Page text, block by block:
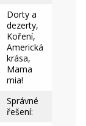
Dorty a
dezerty,
Koření,
Americká
krása,
Mama
mia!
Správné
řešení: